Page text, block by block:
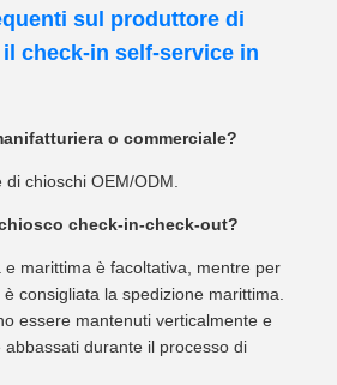
sul produttore di
check-in self-service in
o commerciale?
chioschi OEM/ODM.
check-in-check-out?
e marittima è facoltativa, mentre per
consigliata la spedizione marittima.
essere mantenuti verticalmente e
durante il processo di